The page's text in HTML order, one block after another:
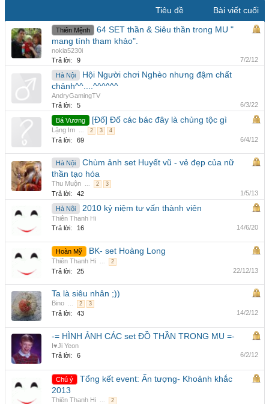
Tiêu đề Bài viết cuối
Thiên Mệnh
64 SET thần & Siêu thần trong MU "
mang tính tham khảo".
nokia5230i
Trả lời:
9 7/2/12
Hà Nội
Hội Người chơi Nghèo nhưng đậm chất
chảnh^^....^^^^^^
AndryGamingTV
Trả lời:
5 6/3/22
Bá Vương [Đố] Đố các bác đây là chủng tộc gì
Lặng Im ... 2 3 4
Trả lời: 69 6/4/12
Hà Nội
Chùm ảnh set Huyết vũ - vẻ đẹp của nữ
thần tạo hóa
Thu Muộn ... 2 3
Trả lời: 42 1/5/13
Hà Nội 2010 kỷ niệm tư vấn thành viên
Thiên Thanh Hi
Trả lời:
16 14/6/20
Hoàn Mỹ BK- set Hoàng Long
Thiên Thanh Hi ... 2
Trả lời: 25 22/12/13
Ta là siêu nhân ;))
Bino ... 2 3
Trả lời: 43 14/2/12
-= HÌNH ẢNH CÁC set ĐỒ THẦN TRONG MU =-
I♥Ji Yeon
Trả lời:
6 6/2/12
Chú ý
Tổng kết event: Ấn tượng- Khoảnh khắc
2013
Thiên Thanh Hi ... 2